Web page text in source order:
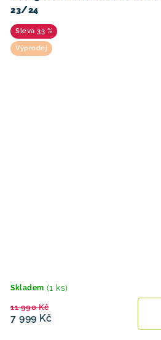
23/24
33 %
Výprodej
Skladem (1 ks)
7 999 Kč
11 990 Kč